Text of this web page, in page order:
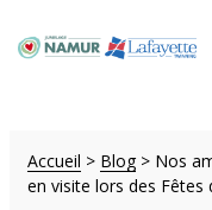
Accueil > Blog> Nos
en visite lors des Fêtes